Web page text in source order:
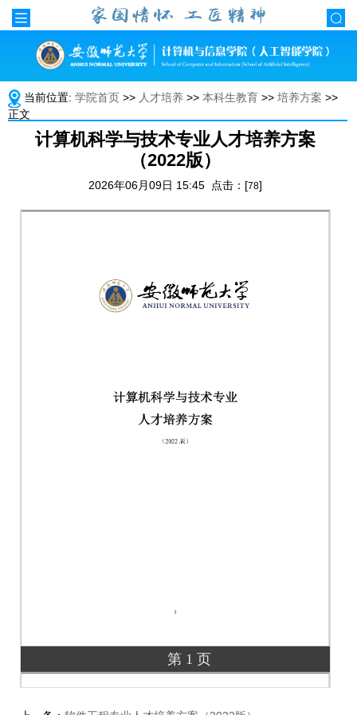
当前位置: 学院首页 >> 人才培养 >> 本科生教育 >> 培养方案 >>
正文
计算机科学与技术专业人才培养方案
（2022版）
2026年06月09日 15:45 点击：[78]
第 1 页